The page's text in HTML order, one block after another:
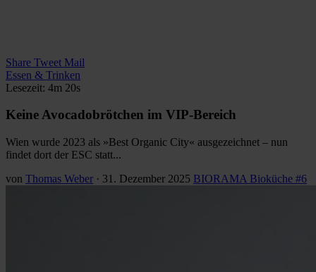
Share Tweet Mail
Essen & Trinken
Lesezeit: 4m 20s
Keine Avocadobrötchen im VIP-Bereich
Wien wurde 2023 als »Best Organic City« ausgezeichnet – nun
findet dort der ESC statt...
von Thomas Weber · 31. Dezember 2025 BIORAMA Bioküche #6